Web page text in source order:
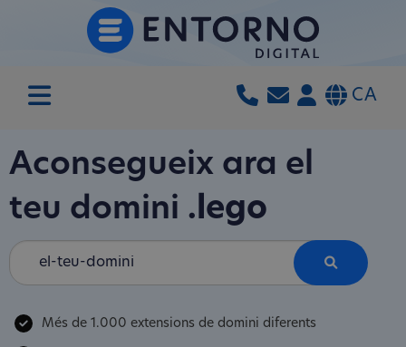
CA
Aconsegueix ara el
teu domini .lego
Més de 1.000 extensions de domini diferents